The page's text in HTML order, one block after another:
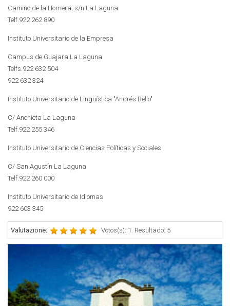
Camino de la Hornera, s/n La Laguna
Telf.922 262 890
Instituto Universitario de la Empresa
Campus de Guajara La Laguna
Telfs.922 632 504
922 632 324
Instituto Universitario de Lingüística "Andrés Bello"
C/ Anchieta La Laguna
Telf.922 255 346
Instituto Universitario de Ciencias Políticas y Sociales
C/ San Agustín La Laguna
Telf.922 260 000
Instituto Universitario de Idiomas
922 603 345
Valutazione: Votos(s): 1. Resultado: 5